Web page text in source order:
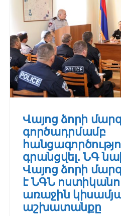
Վայոց ձորի
գործադրմամբ
գրանցվել. ՆԳ
Վայոց ձորի
է ՆԳՆ
առաջին
աշխատանքը